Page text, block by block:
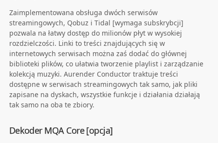
Zaimplementowana obsługa dwóch serwisów
streamingowych, Qobuz i Tidal [wymaga subskrybcji]
pozwala na łatwy dostęp do milionów płyt w wysokiej
rozdzielczości. Linki to treści znajdujących się w
internetowych serwisach można zaś dodać do głównej
biblioteki plików, co ułatwia tworzenie playlist i zarządzanie
kolekcją muzyki. Aurender Conductor traktuje treści
dostępne w serwisach streamingowych tak samo, jak pliki
zapisane na dyskach, wszystkie funkcje i działania działają
tak samo na oba te zbiory.
Dekoder MQA Core [opcja]